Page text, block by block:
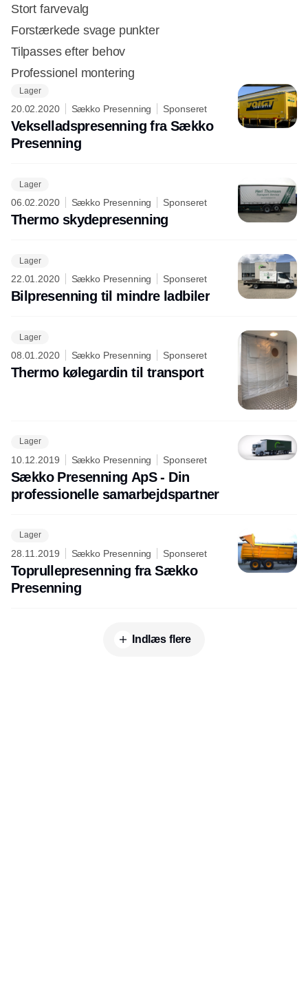
Stort farvevalg
Forstærkede svage punkter
Tilpasses efter behov
Professionel montering
Lager
20.02.2020 Sækko Presenning Sponseret
Vekselladspresenning fra Sækko
Presenning
Lager
06.02.2020 Sækko Presenning Sponseret
Thermo skydepresenning
Lager
22.01.2020 Sækko Presenning Sponseret
Bilpresenning til mindre ladbiler
Lager
08.01.2020 Sækko Presenning Sponseret
Thermo kølegardin til transport
Lager
10.12.2019 Sækko Presenning Sponseret
Sækko Presenning ApS - Din
professionelle samarbejdspartner
Lager
28.11.2019 Sækko Presenning Sponseret
Toprullepresenning fra Sækko
Presenning
Indlæs flere